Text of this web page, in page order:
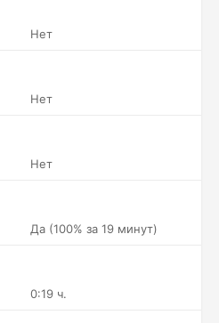
Нет
Нет
Нет
Да (100% за 19 минут)
0:19 ч.